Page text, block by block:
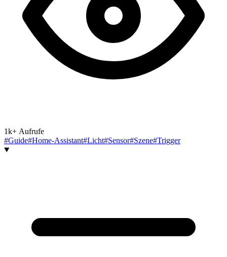
1k+ Aufrufe
#Guide#Home-Assistant#Licht#Sensor#Szene#Trigger